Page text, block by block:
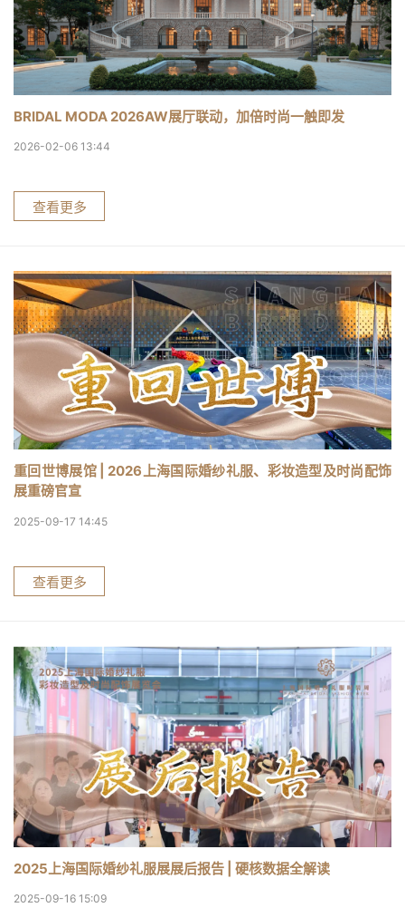
BRIDAL MODA 2026AW展厅联动，加倍时尚一触即发
2026-02-06 13:44
查看更多
重回世博展馆 | 2026上海国际婚纱礼服、彩妆造型及时尚配饰
展重磅官宣
2025-09-17 14:45
查看更多
2025上海国际婚纱礼服展展后报告 | 硬核数据全解读
2025-09-16 15:09